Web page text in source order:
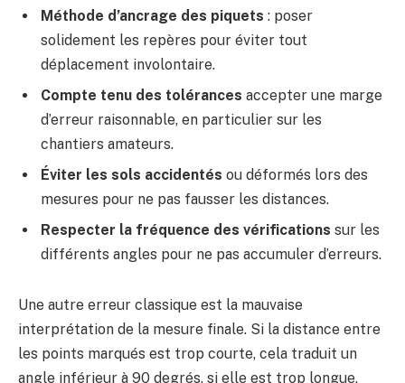
Méthode d’ancrage des piquets : poser
solidement les repères pour éviter tout
déplacement involontaire.
Compte tenu des tolérances accepter une marge
d’erreur raisonnable, en particulier sur les
chantiers amateurs.
Éviter les sols accidentés ou déformés lors des
mesures pour ne pas fausser les distances.
Respecter la fréquence des vérifications sur les
différents angles pour ne pas accumuler d’erreurs.
Une autre erreur classique est la mauvaise
interprétation de la mesure finale. Si la distance entre
les points marqués est trop courte, cela traduit un
angle inférieur à 90 degrés, si elle est trop longue,